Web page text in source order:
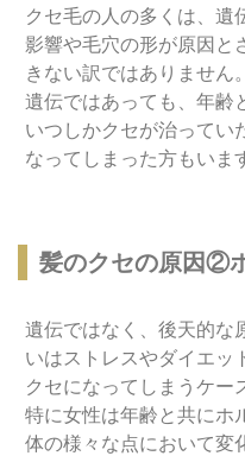
クセ毛の人の多くは、遺
影響や毛穴の形が原因と
きない訳ではありません。
遺伝ではあっても、年齢
いつしかクセが治ってい
なってしまった方もいま
髪のクセの原因②
遺伝ではなく、後天的な
いはストレスやダイエッ
クセになってしまうケー
特に女性は年齢と共にホ
体の様々な点において変